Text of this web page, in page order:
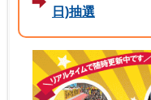
日)抽選